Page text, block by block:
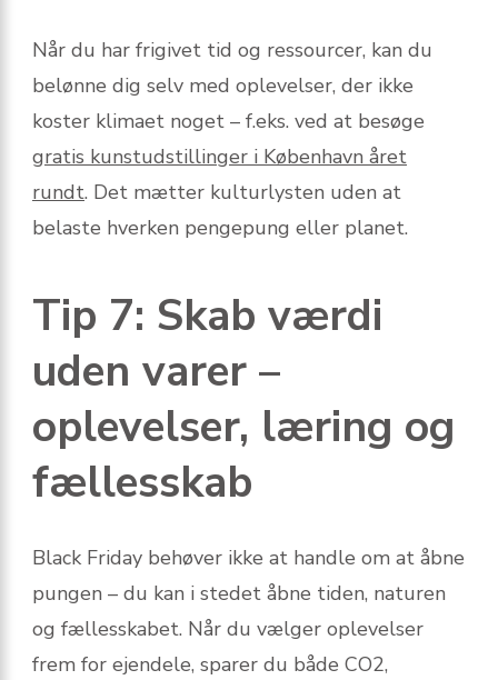
Når du har frigivet tid og ressourcer, kan du
belønne dig selv med oplevelser, der ikke
koster klimaet noget – f.eks. ved at besøge
gratis kunstudstillinger i København året
rundt. Det mætter kulturlysten uden at
belaste hverken pengepung eller planet.
Tip 7: Skab værdi
uden varer –
oplevelser, læring og
fællesskab
Black Friday behøver ikke at handle om at åbne
pungen – du kan i stedet åbne tiden, naturen
og fællesskabet. Når du vælger oplevelser
frem for ejendele, sparer du både CO2,